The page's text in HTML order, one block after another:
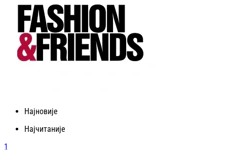
Најновије
Најчитаније
1